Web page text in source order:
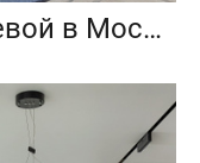
Проект Марии Алексеевой в Москве